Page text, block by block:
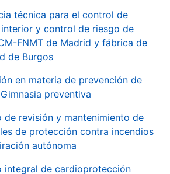
técnica para el control de
y control de riesgo de
FNMT de Madrid y fábrica de
de Burgos
en materia de prevención de
preventiva
de revisión y mantenimiento de
de protección contra incendios
autónoma
integral de cardioprotección